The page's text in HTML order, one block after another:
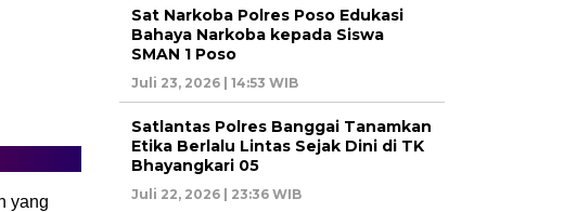
yang
Sat Narkoba Polres Poso Edukasi
Bahaya Narkoba kepada Siswa
SMAN 1 Poso
Juli 23, 2026 | 14:53 WIB
Satlantas Polres Banggai Tanamkan
Etika Berlalu Lintas Sejak Dini di TK
Bhayangkari 05
Juli 22, 2026 | 23:36 WIB